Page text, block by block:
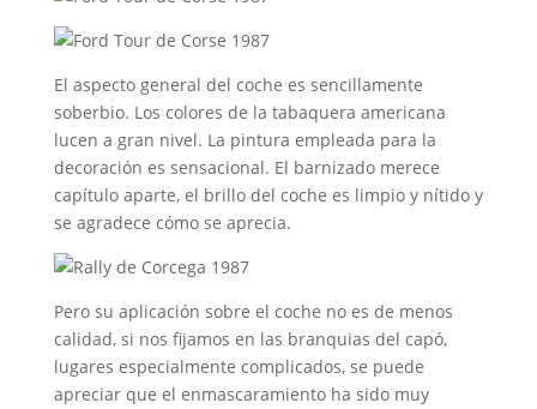
El aspecto general del coche es sencillamente
soberbio. Los colores de la tabaquera americana
lucen a gran nivel. La pintura empleada para la
decoración es sensacional. El barnizado merece
capítulo aparte, el brillo del coche es limpio y nítido y
se agradece cómo se aprecia.
Pero su aplicación sobre el coche no es de menos
calidad, si nos fijamos en las branquias del capó,
lugares especialmente complicados, se puede
apreciar que el enmascaramiento ha sido muy